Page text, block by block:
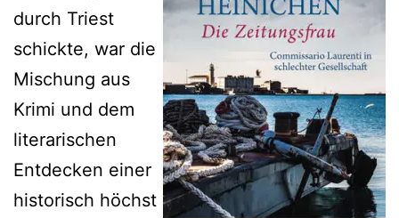
durch Triest
schickte, war die
Mischung aus
Krimi und dem
literarischen
Entdecken einer
historisch höchst